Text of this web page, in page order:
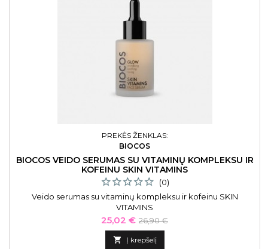
PREKĖS ŽENKLAS:
BIOCOS
BIOCOS VEIDO SERUMAS SU VITAMINŲ KOMPLEKSU IR
KOFEINU SKIN VITAMINS
(0)
Veido serumas su vitaminų kompleksu ir kofeinu SKIN
VITAMINS
Kaina
25,02 € Bazinė
kaina
26,90 €
 Į krepšelį